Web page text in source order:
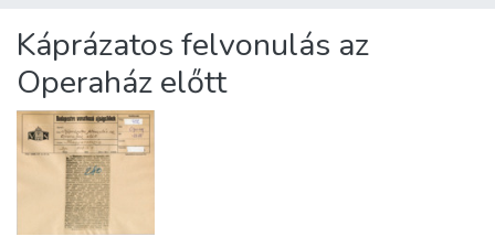
About us
Káprázatos felvonulás az
Operaház előtt